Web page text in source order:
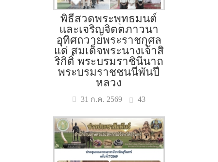
พิธีสวดพระพุทธมนต์
และเจริญจิตตภาวนา
อุทิศถวายพระราชกุศล
แด่ สมเด็จพระนางเจ้าสิ
ริกิติ์ พระบรมราชินีนาถ
พระบรมราชชนนีพันปี
หลวง
31 ก.ค. 2569 43